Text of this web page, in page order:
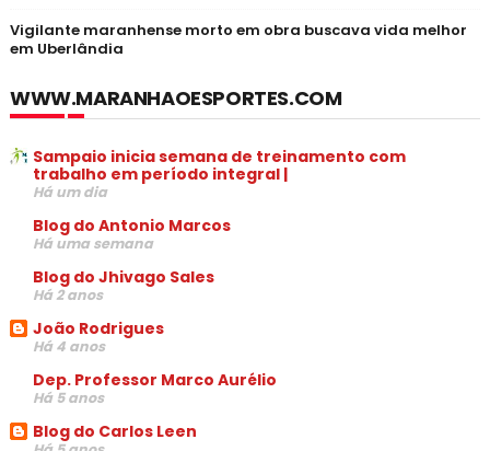
Vigilante maranhense morto em obra buscava vida melhor
em Uberlândia
WWW.MARANHAOESPORTES.COM
Sampaio inicia semana de treinamento com
trabalho em período integral |
Há um dia
Blog do Antonio Marcos
Há uma semana
Blog do Jhivago Sales
Há 2 anos
João Rodrigues
Há 4 anos
Dep. Professor Marco Aurélio
Há 5 anos
Blog do Carlos Leen